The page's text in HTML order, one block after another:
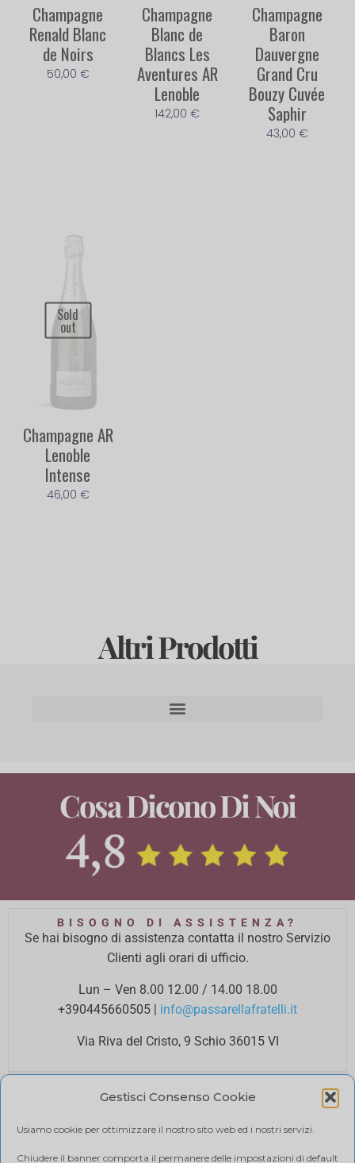
Gestisci Consenso Cookie
Usiamo cookie per ottimizzare il nostro sito web ed i nostri servizi.
Chiudere il banner comporta il permanere delle impostazioni di default
Champagne
Renald Blanc
de Noirs
50,00 €
Champagne
Blanc de
Blancs Les
Aventures AR
Lenoble
142,00€
Champagne
Baron
Dauvergne
Grand Cru
Bouzy​ Cuvée
Saphir
43,00 €
Sold
out
Champagne AR
Lenoble
Intense
46,00 €
Altri Prodotti
Cosa Dicono Di Noi
BISOGNO DI ASSISTENZA?
Se hai bisogno di assistenza contatta il nostro Servizio
Clienti agli orari di ufficio.
Lun – Ven 8.00 12.00 / 14.00 18.00
+390445660505 | info@passarellafratelli.it
Via Riva del Cristo, 9 Schio 36015 VI
I tuoi pagamenti online sono protetti e accettiamo il
RIMBORSI E RESI
Politica di reso